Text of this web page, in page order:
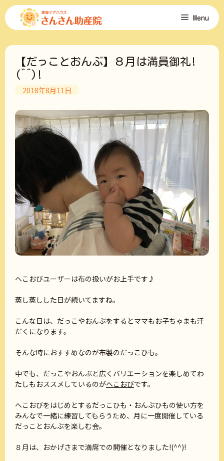
コ
ン
ツ
Menu
【だっことおんぶ】８月は満員御礼!
(^^)!
2018年8月11日
へこおびユーザーは布の扱いがお上手です♪
蒸し蒸しした日が続いてますね。
こんな日は、だっこやおんぶをするとママもお子ちゃまも汗
だくになります。
そんな時におすすめなのが布製のだっこひも。
中でも、だっこやおんぶと広くバリエーションを楽しめてわ
たしもおススメしているのがへこおびです。
へこおびをはじめとするだっこひも・おんぶひもの使い方を
みんなで一緒に練習してもらうため、月に一度開催している
だっことおんぶを楽しむ会。
８月は、おかげさまで満席での開催となりました!(^^)!